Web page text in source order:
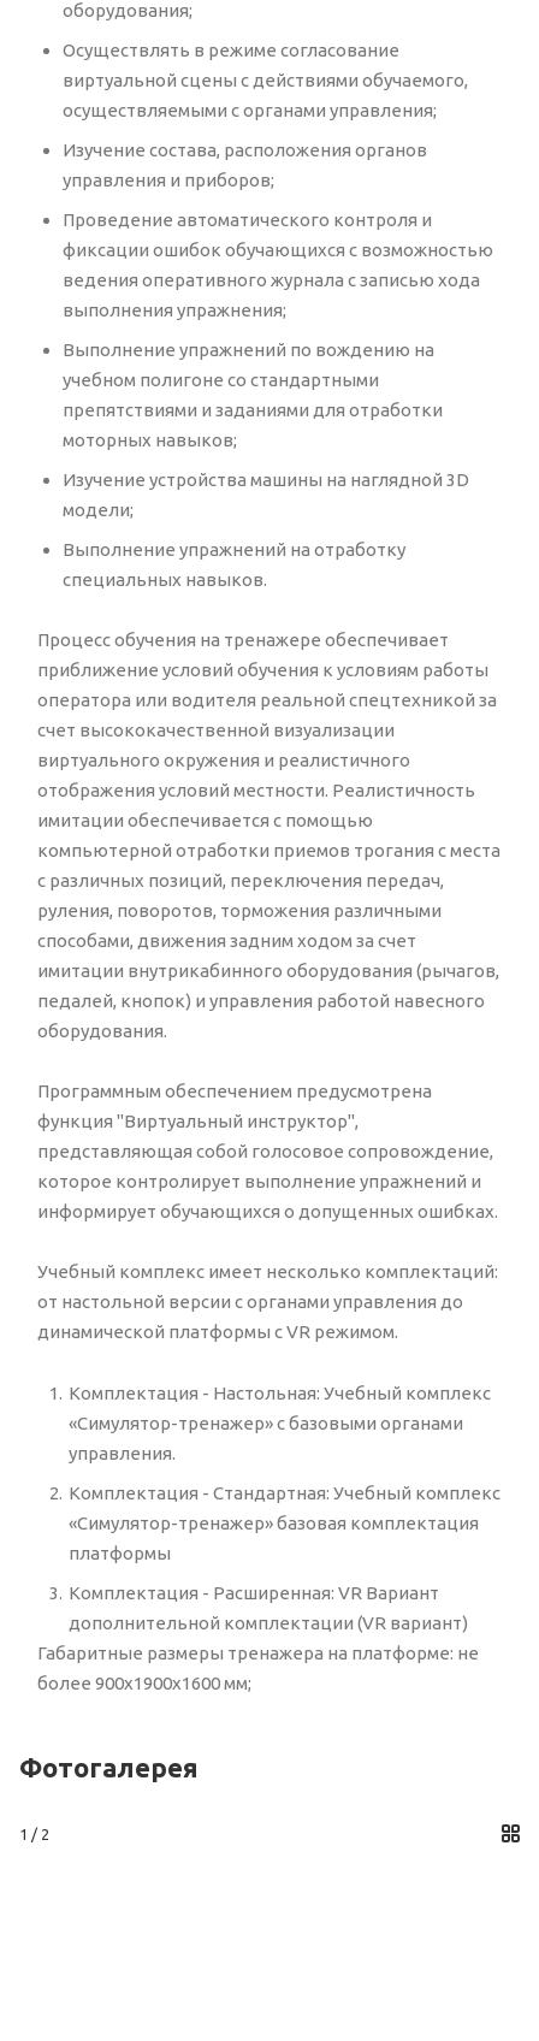
оборудования;
Осуществлять в режиме согласование
виртуальной сцены с действиями обучаемого,
осуществляемыми с органами управления;
Изучение состава, расположения органов
управления и приборов;
Проведение автоматического контроля и
фиксации ошибок обучающихся с возможностью
ведения оперативного журнала с записью хода
выполнения упражнения;
Выполнение упражнений по вождению на
учебном полигоне со стандартными
препятствиями и заданиями для отработки
моторных навыков;
Изучение устройства машины на наглядной 3D
модели;
Выполнение упражнений на отработку
специальных навыков.
Процесс обучения на тренажере обеспечивает
приближение условий обучения к условиям работы
оператора или водителя реальной спецтехникой за
счет высококачественной визуализации
виртуального окружения и реалистичного
отображения условий местности. Реалистичность
имитации обеспечивается с помощью
компьютерной отработки приемов трогания с места
с различных позиций, переключения передач,
руления, поворотов, торможения различными
способами, движения задним ходом за счет
имитации внутрикабинного оборудования (рычагов,
педалей, кнопок) и управления работой навесного
оборудования.
Программным обеспечением предусмотрена
функция "Виртуальный инструктор",
представляющая собой голосовое сопровождение,
которое контролирует выполнение упражнений и
информирует обучающихся о допущенных ошибках.
Учебный комплекс имеет несколько комплектаций:
от настольной версии с органами управления до
динамической платформы с VR режимом.
Комплектация - Настольная: Учебный комплекс
«Симулятор-тренажер» с базовыми органами
управления.
Комплектация - Стандартная: Учебный комплекс
«Симулятор-тренажер» базовая комплектация
платформы
Комплектация - Расширенная: VR Вариант
дополнительной комплектации (VR вариант)
Габаритные размеры тренажера на платформе: не
более 900x1900x1600 мм;
Фотогалерея
1 / 2